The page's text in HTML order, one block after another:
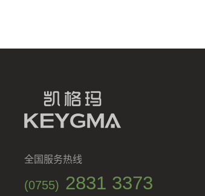
全国服务热线
(0755) 2831 3373